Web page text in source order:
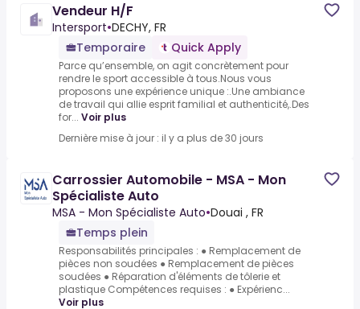
Vendeur H/F
Intersport•DECHY, FR
Temporaire
Quick Apply
Parce qu’ensemble, on agit concrètement pour
rendre le sport accessible à tous.Nous vous
proposons une expérience unique :.Une ambiance
de travail qui allie esprit familial et authenticité,.Des
for... Voir plus
Dernière mise à jour : il y a plus de 30 jours
Carrossier Automobile - MSA - Mon
Spécialiste Auto
MSA - Mon Spécialiste Auto•Douai , FR
Temps plein
Responsabilités principales : ● Remplacement de
pièces non soudées ● Remplacement de pièces
soudées ● Réparation d'éléments de tôlerie et
plastique Compétences requises : ● Expérienc...
Voir plus